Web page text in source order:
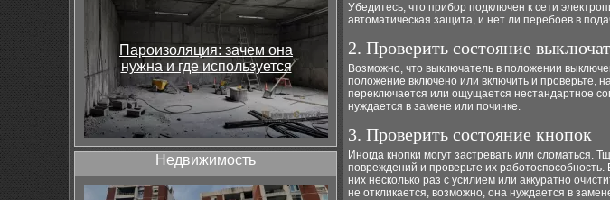
Пароизоляция: зачем она
нужна и где используется
Недвижимость
Убедитесь, что прибор подключен к сети
автоматическая защита, и нет ли перебоев в
2. Проверить состояние
Возможно, что выключатель в положении
положение включено или включить и проверьте,
переключается или ощущается нестандартное
нуждается в замене или починке.
3. Проверить состояние кнопок
Иногда кнопки могут застревать или сломаться.
повреждений и проверьте их
них несколько раз с усилием или аккуратно
не откликается, возможно, она нуждается в